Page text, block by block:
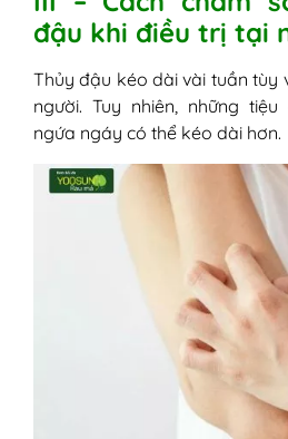
đậu khi điều trị tại
Thủy đậu kéo dài vài tuần tùy
người. Tuy nhiên, những
ngứa ngáy có thể kéo dài hơn.